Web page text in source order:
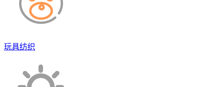
玩具纺织